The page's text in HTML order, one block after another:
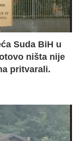
Suda BiH u
ništa nije
pritvarali.